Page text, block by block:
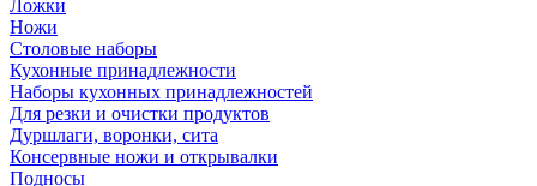
Ложки
Ножи
Столовые наборы
Кухонные принадлежности
Наборы кухонных принадлежностей
Для резки и очистки продуктов
Дуршлаги, воронки, сита
Консервные ножи и открывалки
Подносы